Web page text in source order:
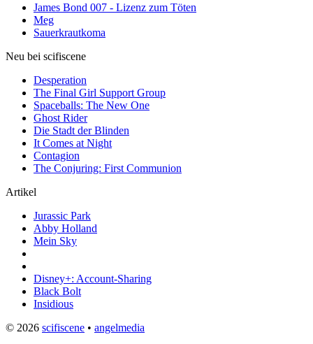
James Bond 007 - Lizenz zum Töten
Meg
Sauerkrautkoma
Neu bei scifiscene
Desperation
The Final Girl Support Group
Spaceballs: The New One
Ghost Rider
Die Stadt der Blinden
It Comes at Night
Contagion
The Conjuring: First Communion
Artikel
Jurassic Park
Abby Holland
Mein Sky
Disney+: Account-Sharing
Black Bolt
Insidious
© 2026 scifiscene • angelmedia